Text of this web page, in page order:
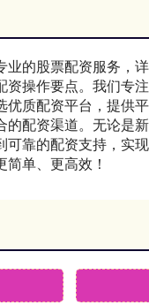
业的股票配资服务，
资操作要点。我们专
优质配资平台，提供
的配资渠道。无论是
可靠的配资支持，实
单、更高效！